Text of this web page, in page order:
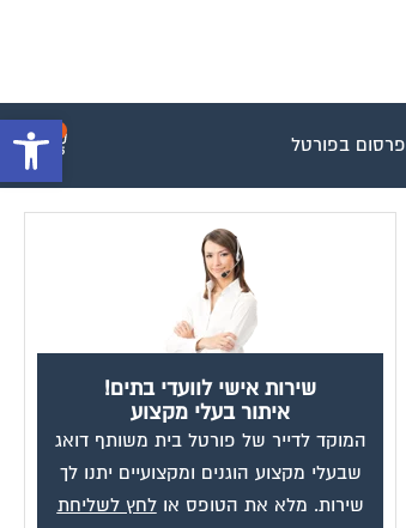
פתח פרסום בפורטל
שירות אישי לוועדי בתים!
איתור בעלי מקצוע
המוקד לדייר של פורטל בית משותף דואג
שבעלי מקצוע הוגנים ומקצועיים יתנו לך
שירות. מלא את הטופס אולחץ לשליחת